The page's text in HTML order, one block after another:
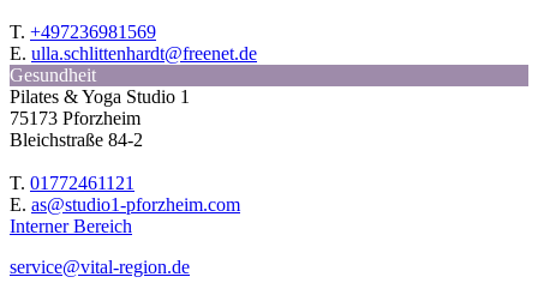
T. +497236981569
E. ulla.schlittenhardt@freenet.de
Gesundheit
Pilates & Yoga Studio 1
75173 Pforzheim
Bleichstraße 84-2
T. 01772461121
E. as@studio1-pforzheim.com
Interner Bereich
service@vital-region.de